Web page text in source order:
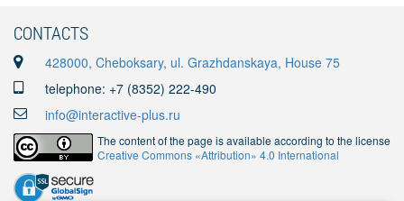
CONTACTS
428000, Cheboksary, ul. Grazhdanskaya, House 75
telephone: +7 (8352) 222-490
info@interactive-plus.ru
The content of the page is available according to the license
Creative Commons «Attribution» 4.0 International